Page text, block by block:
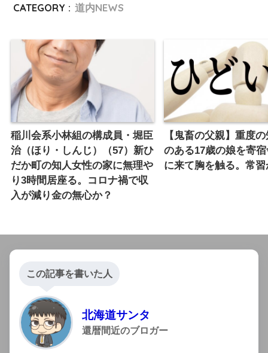
CATEGORY : 道内NEWS
稲川会系小林組の構成員・堀臣
治（ほり・しんじ）（57）新ひ
だか町の知人女性の家に無理や
り3時間居座る。コロナ禍で収
入が減り金の無心か？
【鬼畜の父親】重度
のある17歳の娘を寄
に来て胸を触る。常
この記事を書いた人
北海道サンタ
還暦間近のブロガー